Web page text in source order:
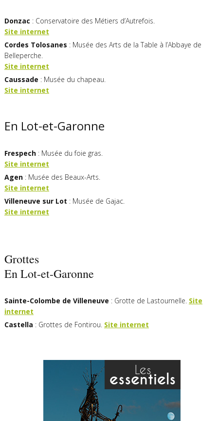
Donzac : Conservatoire des Métiers d’Autrefois.
Site internet
Cordes Tolosanes : Musée des Arts de la Table à l’Abbaye de
Belleperche.
Site internet
Caussade : Musée du chapeau.
Site internet
En Lot-et-Garonne
Frespech: Musée du foie gras.
Site internet
Agen: Musée des Beaux-Arts.
Site internet
Villeneuve sur Lot : Musée de Gajac.
Site internet
Grottes
En Lot-et-Garonne
Sainte-Colombe de Villeneuve : Grotte de Lastournelle. Site
internet
Castella : Grottes de Fontirou. Site internet
Les
essentiels